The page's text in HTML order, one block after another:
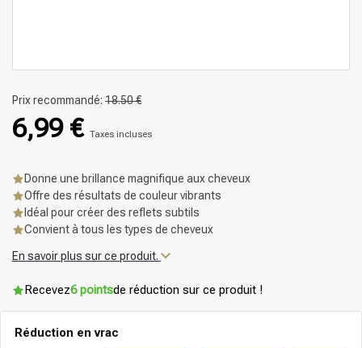
Prix recommandé: 18.50 €
6,99 € Taxes incluses
Donne une brillance magnifique aux cheveux
Offre des résultats de couleur vibrants
Idéal pour créer des reflets subtils
Convient à tous les types de cheveux
En savoir plus sur ce produit.
Recevez6 pointsde réduction sur ce produit !
Réduction en vrac